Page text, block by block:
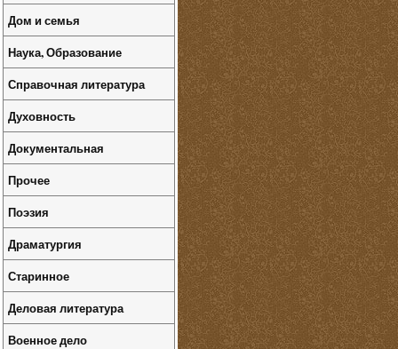
Дом и семья
Наука, Образование
Справочная литература
Духовность
Документальная
Прочее
Поэзия
Драматургия
Старинное
Деловая литература
Военное дело